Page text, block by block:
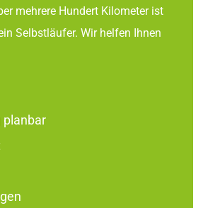
mehrere Hundert Kilometer ist
Selbstläufer. Wir helfen Ihnen
planbar